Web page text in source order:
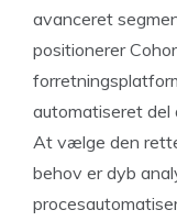
avanceret
positionerer
automatiseret del
At vælge den
behov er dyb